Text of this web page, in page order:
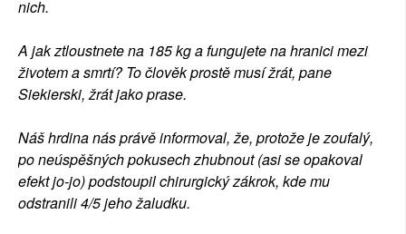
nich.
A jak ztloustnete na 185 kg a fungujete na hranici mezi
životem a smrtí? To člověk prostě musí žrát, pane
Siekierski, žrát jako prase.
Náš hrdina nás právě informoval, že, protože je zoufalý,
po neúspěšných pokusech zhubnout (asi se opakoval
efekt jo-jo) podstoupil chirurgický zákrok, kde mu
odstranili 4/5 jeho žaludku.